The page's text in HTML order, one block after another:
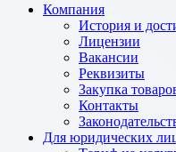
Компания
История и
Лицензии
Вакансии
Реквизиты
Закупка
Контакты
Для юридических